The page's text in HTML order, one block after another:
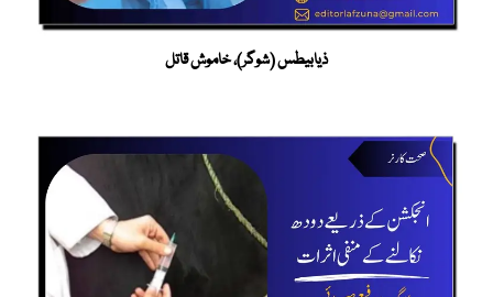
ذیابیطس (شوگر)، خاموش قاتل